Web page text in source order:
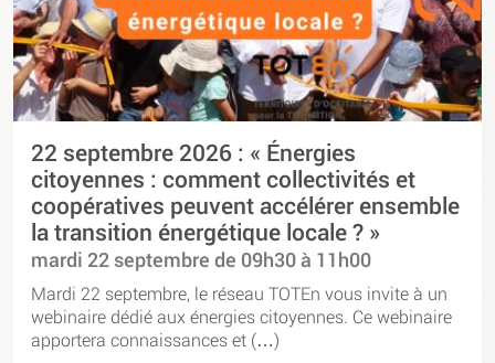
22 septembre 2026 : « Énergies
citoyennes : comment collectivités et
coopératives peuvent accélérer ensemble
la transition énergétique locale ? »
mardi 22 septembre de 09h30 à 11h00
Mardi 22 septembre, le réseau TOTEn vous invite à un
webinaire dédié aux énergies citoyennes. Ce webinaire
apportera connaissances et (…)